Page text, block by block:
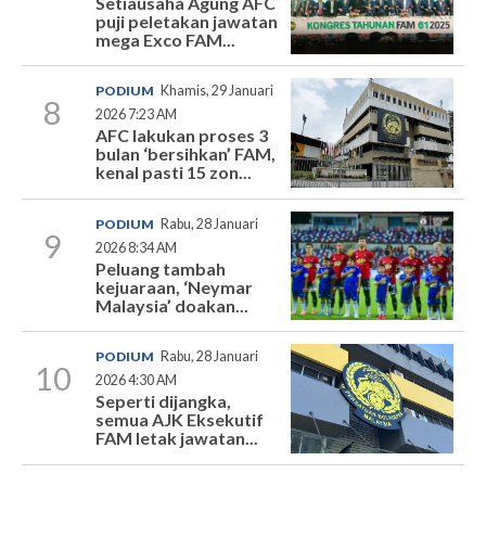
puji peletakan jawatan
mega Exco FAM...
8
PODIUM Khamis, 29 Januari
2026 7:23 AM
AFC lakukan proses 3
bulan ‘bersihkan’ FAM,
kenal pasti 15 zon...
9
PODIUM Rabu, 28 Januari
2026 8:34 AM
Peluang tambah
kejuaraan, ‘Neymar
Malaysia’ doakan...
10
PODIUM Rabu, 28 Januari
2026 4:30 AM
Seperti dijangka,
semua AJK Eksekutif
FAM letak jawatan...